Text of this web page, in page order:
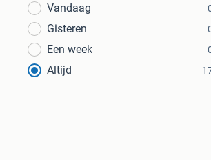
Vandaag
Gisteren
Een week
Altijd